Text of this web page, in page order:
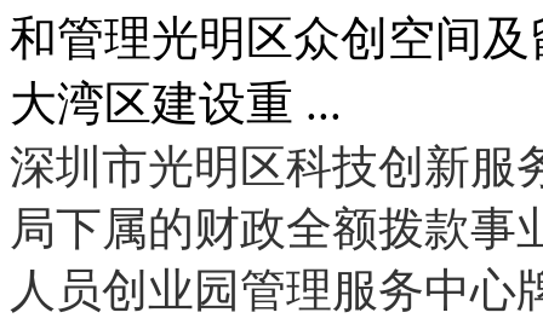
和管理光明区众创空间
大湾区建设重 ...
深圳市光明区科技创新服
局下属的财政全额拨款事
人员创业园管理服务中心